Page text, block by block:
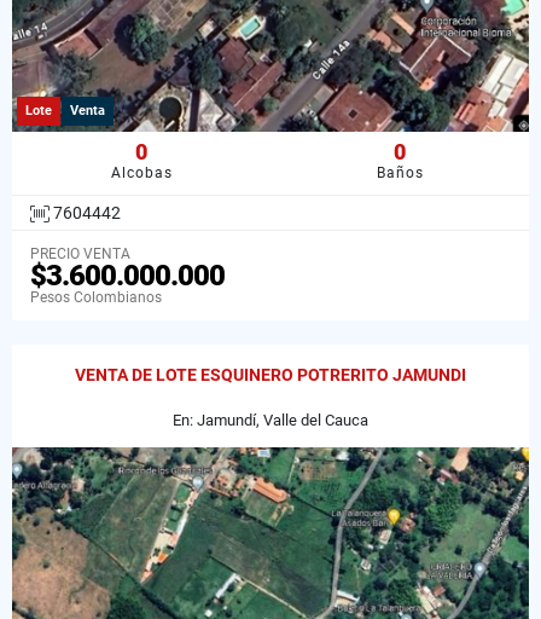
Lote Venta
0
Alcobas
0
Baños
7604442
PRECIO VENTA
$3.600.000.000
Pesos Colombianos
VENTA DE LOTE ESQUINERO POTRERITO JAMUNDI
En: Jamundí, Valle del Cauca